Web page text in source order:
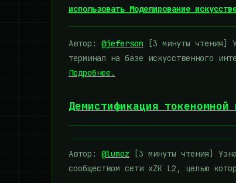
использовать Моделирование
Автор: @jeferson [3 минуты чтения]
терминал на базе искусственного
Подробнее.
Демистификация токеномной
Автор: @lumoz [3 минуты чтения]
сообществом сети xZK L2, целью